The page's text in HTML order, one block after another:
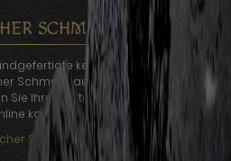
SCHMUCK
keltischer Schmuck für
Schmuck aus unterschiedlichen
Sie Ihren Kelten Schmuck bequem
kaufen.
Schmuck »